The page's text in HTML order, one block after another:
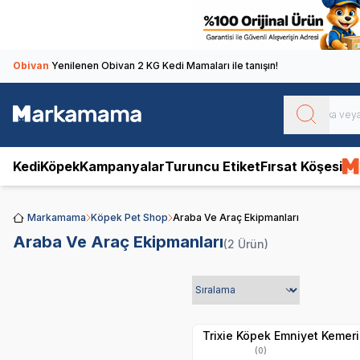
Obivan Yenilenen Obivan 2 KG Kedi Mamaları ile tanışın!
KediKöpekKampanyalarTuruncu EtiketFırsat Köşesi
Markamama Köpek Pet Shop Araba Ve Araç Ekipmanları
Araba Ve Araç Ekipmanları(2 Ürün)
Satıcı
Trixie Köpek Emniyet
(0)